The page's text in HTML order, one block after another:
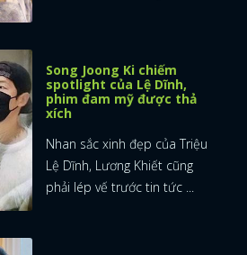
Song Joong Ki chiếm
spotlight của Lệ Dĩnh,
phim đam mỹ được thả
xích
Nhan sắc xinh đẹp của Triệu
Lệ Dĩnh, Lương Khiết cũng
phải lép vế trước tin tức ...